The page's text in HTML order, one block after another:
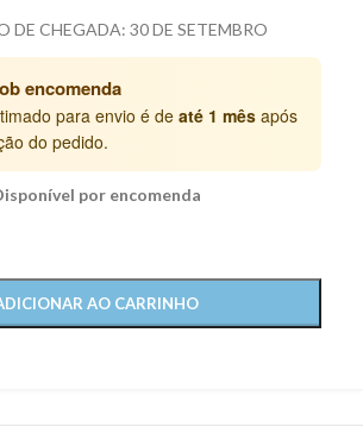
DE CHEGADA: 30 DE SETEMBRO
encomenda
para envio é de até 1 mês após
do pedido.
por encomenda
AO CARRINHO